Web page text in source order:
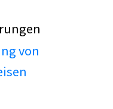
von